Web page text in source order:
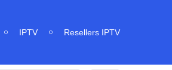
IPTV Resellers IPTV